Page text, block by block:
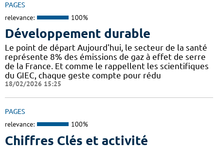
PAGES
relevance: 100%
Développement durable
Le point de départ Aujourd'hui, le secteur de la santé
représente 8% des émissions de gaz à effet de serre
de la France. Et comme le rappellent les scientifiques
du GIEC, chaque geste compte pour rédu
18/02/2026 15:25
PAGES
relevance: 100%
Chiffres Clés et activité